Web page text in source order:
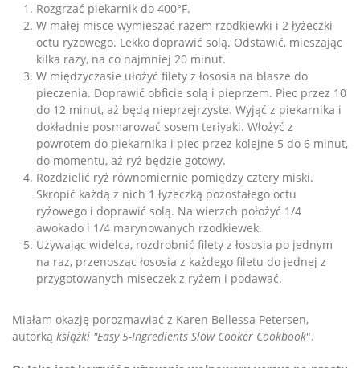
Rozgrzać piekarnik do 400°F.
W małej misce wymieszać razem rzodkiewki i 2 łyżeczki
octu ryżowego. Lekko doprawić solą. Odstawić, mieszając
kilka razy, na co najmniej 20 minut.
W międzyczasie ułożyć filety z łososia na blasze do
pieczenia. Doprawić obficie solą i pieprzem. Piec przez 10
do 12 minut, aż będą nieprzejrzyste. Wyjąć z piekarnika i
dokładnie posmarować sosem teriyaki. Włożyć z
powrotem do piekarnika i piec przez kolejne 5 do 6 minut,
do momentu, aż ryż będzie gotowy.
Rozdzielić ryż równomiernie pomiędzy cztery miski.
Skropić każdą z nich 1 łyżeczką pozostałego octu
ryżowego i doprawić solą. Na wierzch położyć 1/4
awokado i 1/4 marynowanych rzodkiewek.
Używając widelca, rozdrobnić filety z łososia po jednym
na raz, przenosząc łososia z każdego filetu do jednej z
przygotowanych miseczek z ryżem i podawać.
Miałam okazję porozmawiać z Karen Bellessa Petersen,
autorką książki "Easy 5-Ingredients Slow Cooker Cookbook".